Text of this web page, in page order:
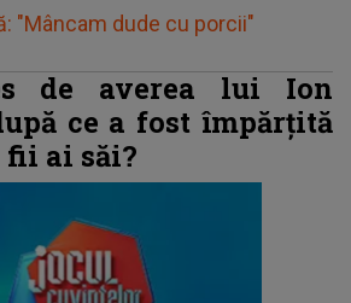
"Mâncam dude cu porcii"
de averea lui Ion
ce a fost împărțită
ai săi?